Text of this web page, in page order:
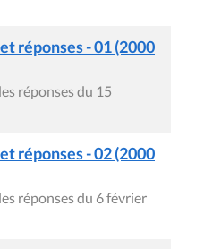
réponses - 01 (2000
réponses du 15
réponses - 02 (2000
réponses du 6 février